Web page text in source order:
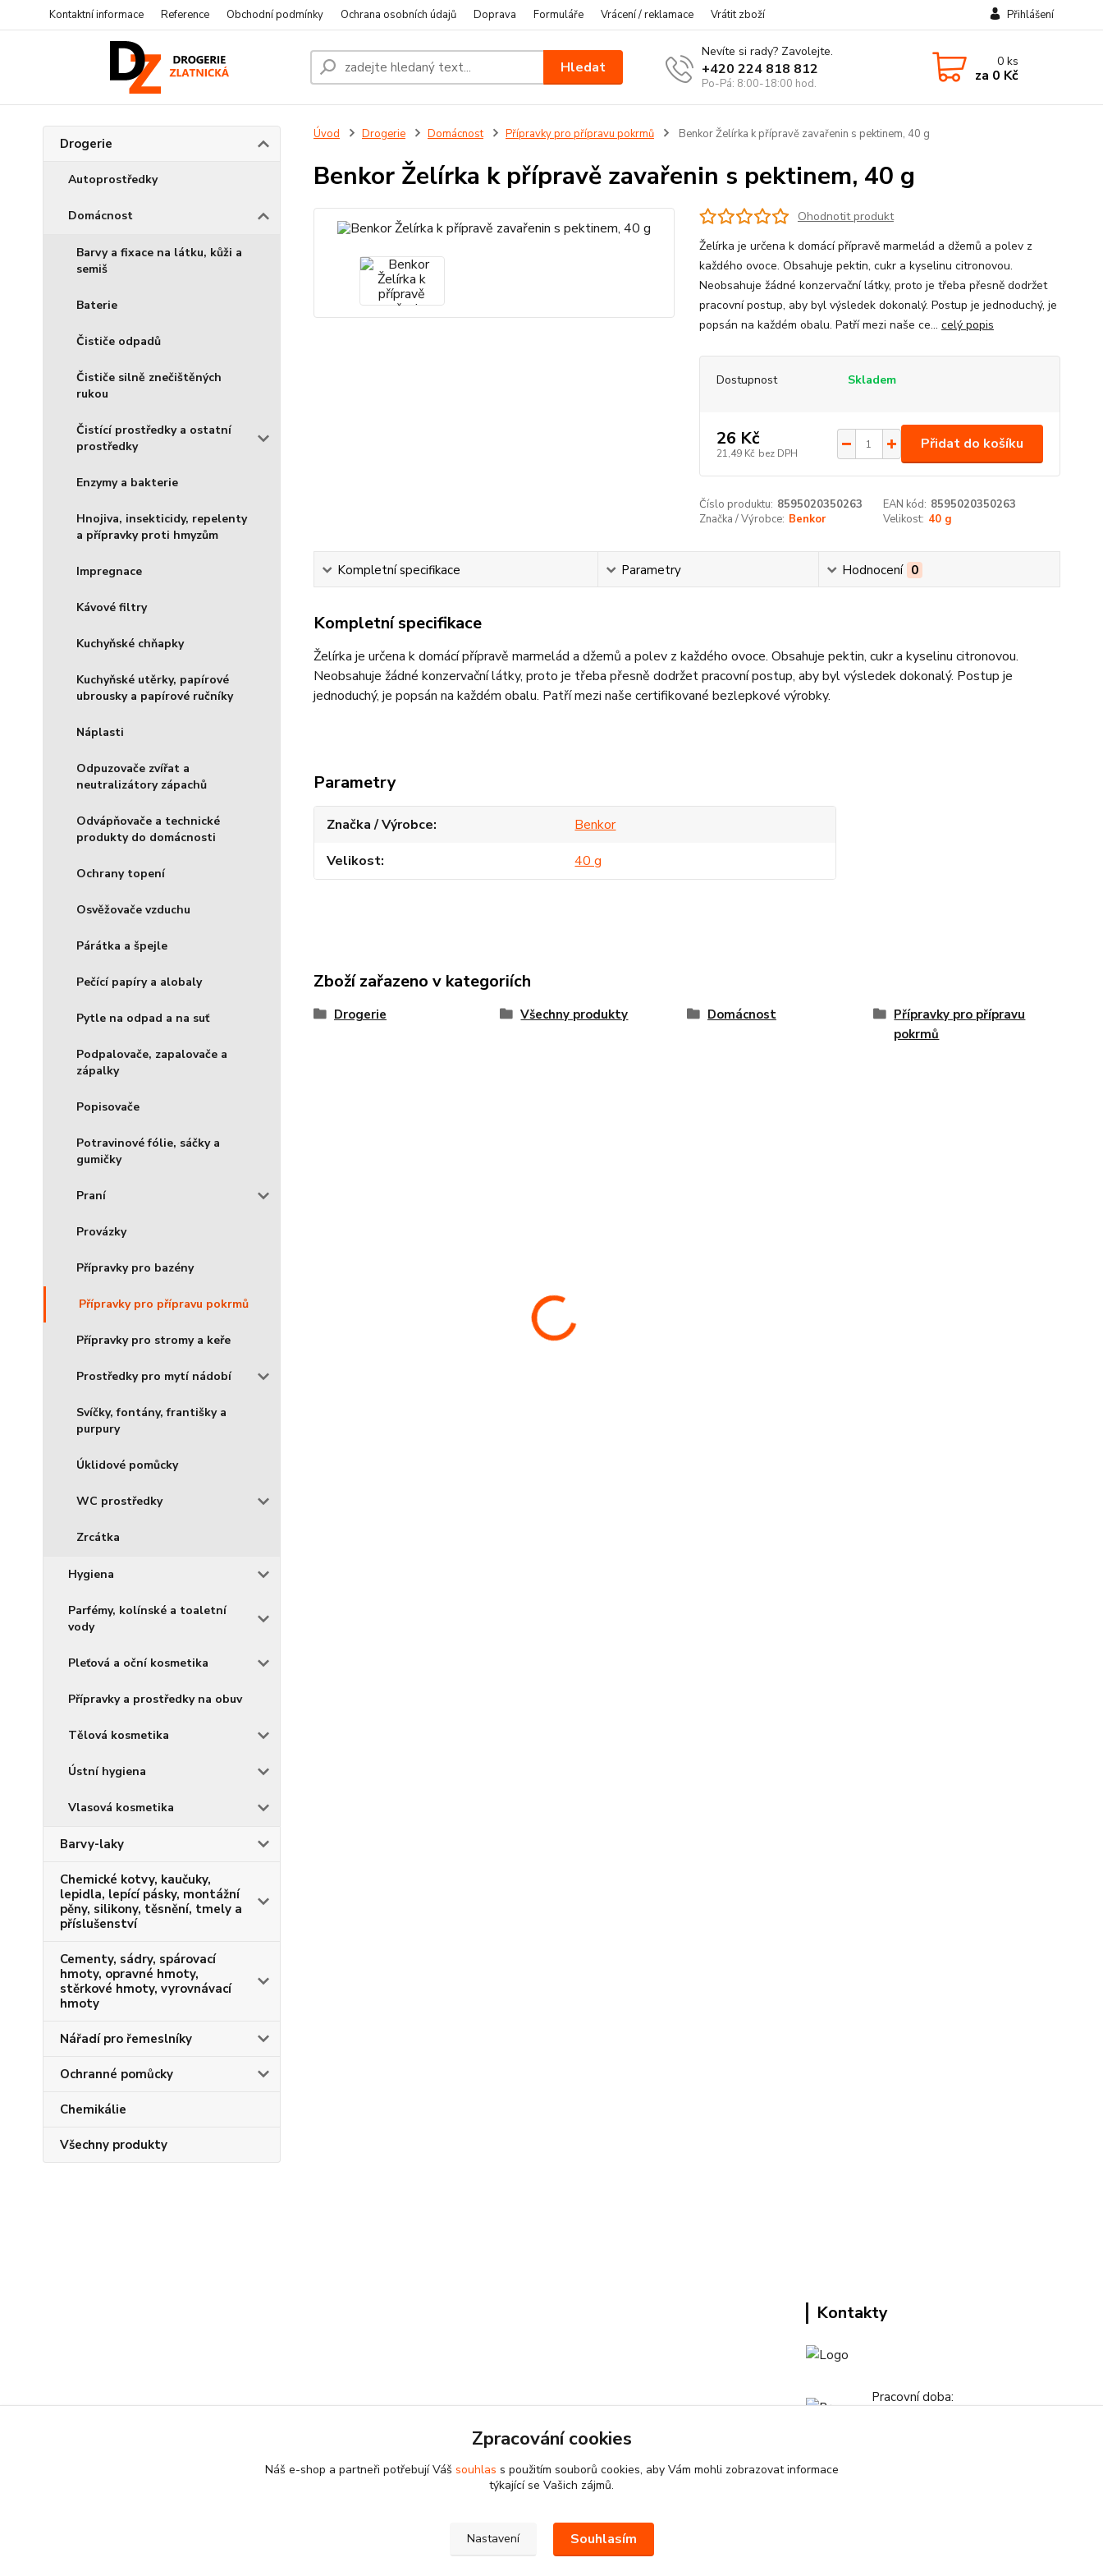
Kontaktní informace Reference Obchodní podmínky Ochrana osobních údajů Doprava Formuláře Vrácení / reklamace Vrátit zboží Přihlášení
Hledat
Nevíte si rady? Zavolejte.
+420 224 818 812
Po-Pá: 8:00-18:00 hod.
0ks
za 0 Kč
Drogerie
Autoprostředky
Domácnost
Barvy a fixace na látku, kůži a
semiš
Baterie
Čističe odpadů
Čističe silně znečištěných
rukou
Čistící prostředky a ostatní
prostředky
Enzymy a bakterie
Hnojiva, insekticidy, repelenty
a přípravky proti hmyzům
Impregnace
Kávové filtry
Kuchyňské chňapky
Kuchyňské utěrky, papírové
ubrousky a papírové ručníky
Náplasti
Odpuzovače zvířat a
neutralizátory zápachů
Odvápňovače a technické
produkty do domácnosti
Ochrany topení
Osvěžovače vzduchu
Párátka a špejle
Pečící papíry a alobaly
Pytle na odpad a na suť
Podpalovače, zapalovače a
zápalky
Popisovače
Potravinové fólie, sáčky a
gumičky
Praní
Provázky
Přípravky pro bazény
Přípravky pro přípravu pokrmů
Přípravky pro stromy a keře
Prostředky pro mytí nádobí
Svíčky, fontány, františky a
purpury
Úklidové pomůcky
WC prostředky
Zrcátka
Hygiena
Parfémy, kolínské a toaletní
vody
Pleťová a oční kosmetika
Přípravky a prostředky na obuv
Tělová kosmetika
Ústní hygiena
Vlasová kosmetika
Barvy-laky
Chemické kotvy, kaučuky,
lepidla, lepící pásky, montážní
pěny, silikony, těsnění, tmely a
příslušenství
Cementy, sádry, spárovací
hmoty, opravné hmoty,
stěrkové hmoty, vyrovnávací
hmoty
Nářadí pro řemeslníky
Ochranné pomůcky
Chemikálie
Všechny produkty
Úvod Drogerie Domácnost Přípravky pro přípravu pokrmů Benkor Želírka k přípravě zavařenin s pektinem, 40 g
Benkor Želírka k přípravě zavařenin s pektinem, 40 g
Ohodnotit produkt
Želírka je určena k domácí přípravě marmelád a džemů a polev z
každého ovoce. Obsahuje pektin, cukr a kyselinu citronovou.
Neobsahuje žádné konzervační látky, proto je třeba přesně dodržet
pracovní postup, aby byl výsledek dokonalý. Postup je jednoduchý, je
popsán na každém obalu. Patří mezi naše ce... celý popis
Dostupnost Skladem
26 Kč
21,49 Kč bez DPH
Přidat do košíku
Číslo produktu: 8595020350263 EAN kód: 8595020350263
Značka / Výrobce: Benkor Velikost: 40 g
Kompletní specifikace Parametry Hodnocení 0
Kompletní specifikace
Želírka je určena k domácí přípravě marmelád a džemů a polev z každého ovoce. Obsahuje pektin, cukr a kyselinu citronovou.
Neobsahuje žádné konzervační látky, proto je třeba přesně dodržet pracovní postup, aby byl výsledek dokonalý. Postup je
jednoduchý, je popsán na každém obalu. Patří mezi naše certifikované bezlepkové výrobky.
Parametry
Značka / Výrobce
Benkor
Velikost
40 g
Zboží zařazeno v kategoriích
Drogerie Všechny produkty Domácnost
Přípravky pro přípravu
pokrmů
Kontakty
Pracovní doba:
info@drogeriezlatnicka.cz
Zpracování cookies
Náš e-shop a partneři potřebují Váš souhlas s použitím souborů cookies, aby Vám mohli zobrazovat informace
týkající se Vašich zájmů.
Nastavení Souhlasím